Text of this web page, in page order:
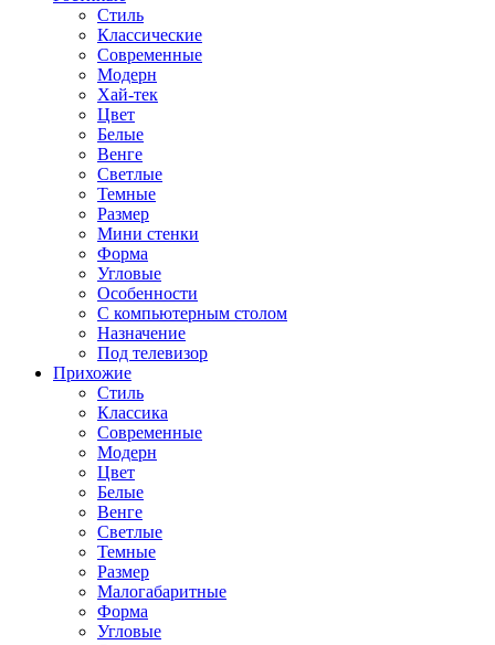
Стиль
Классические
Современные
Модерн
Хай-тек
Цвет
Белые
Венге
Светлые
Темные
Размер
Мини стенки
Форма
Угловые
Особенности
С компьютерным столом
Назначение
Под телевизор
Прихожие
Стиль
Классика
Современные
Модерн
Цвет
Белые
Венге
Светлые
Темные
Размер
Малогабаритные
Форма
Угловые